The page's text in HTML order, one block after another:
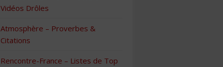
Vidéos Drôles
Atmosphère – Proverbes &
Citations
Rencontre-France – Listes de Top